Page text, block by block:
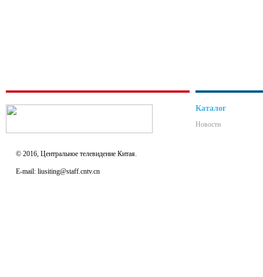
© 2016, Центральное телевидение Китая.
E-mail: liusiting@staff.cntv.cn
Каталог
Новости